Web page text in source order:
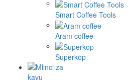
Smart Coffee Tools
Aram coffee
Superkop